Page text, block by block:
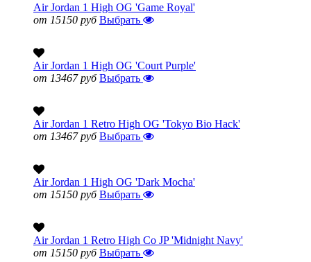
Air Jordan 1 High OG 'Game Royal'
от 15150 руб Выбрать
Air Jordan 1 High OG 'Court Purple'
от 13467 руб Выбрать
Air Jordan 1 Retro High OG 'Tokyo Bio Hack'
от 13467 руб Выбрать
Air Jordan 1 High OG 'Dark Mocha'
от 15150 руб Выбрать
Air Jordan 1 Retro High Co JP 'Midnight Navy'
от 15150 руб Выбрать